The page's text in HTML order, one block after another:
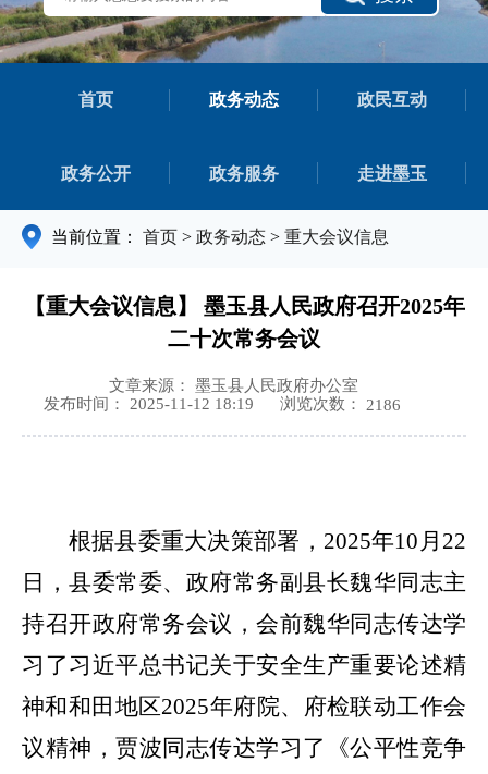
首页 政务动态 政民互动
政务公开 政务服务 走进墨玉
当前位置： 首页 > 政务动态 > 重大会议信息
【重大会议信息】 墨玉县人民政府召开2025年
二十次常务会议
文章来源： 墨玉县人民政府办公室
发布时间： 2025-11-12 18:19
浏览次数： 2186
根据县委重大决策部署， 2025年10月22
日，县委常委、政府常务副县长魏华同志主
持召开政府常务会议，会前魏华同志传达学
习了习近平总书记关于安全生产重要论述精
神和和田地区2025年府院、府检联动工作会
议精神，贾波同志传达学习了《公平性竞争